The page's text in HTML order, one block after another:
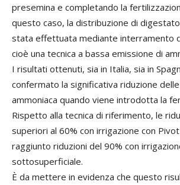
presemina e completando la
questo caso, la distribuzione di
stata effettuata mediante interramento
cioè una tecnica a bassa emissione di
I risultati ottenuti, sia in Italia, sia in
confermato la significativa riduzione
ammoniaca quando viene introdotta la
Rispetto alla tecnica di riferimento, le
superiori al 60% con irrigazione con
raggiunto riduzioni del 90% con
sottosuperficiale.
È da mettere in evidenza che questo